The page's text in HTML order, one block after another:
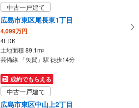
中古一戸建て
広島市東区尾長東1丁目
4,099万円
4LDK
土地面積 89.1m2
芸備線 「矢賀」駅 徒歩14分
成約でもらえる
中古一戸建て
広島市東区中山上2丁目